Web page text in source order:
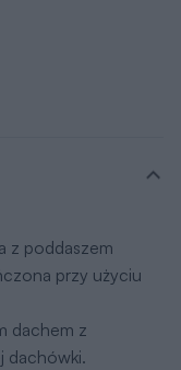
z poddaszem
przy użyciu
dachem z
dachówki.